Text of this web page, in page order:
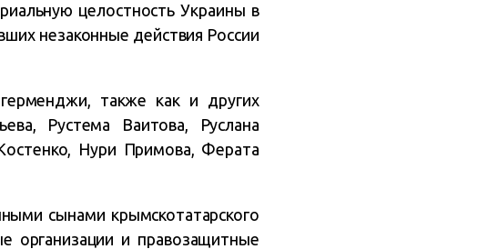
целостность Украины в
незаконные действия России
также как и других
Рустема Ваитова, Руслана
Нури Примова, Ферата
сынами крымскотатарского
и правозащитные